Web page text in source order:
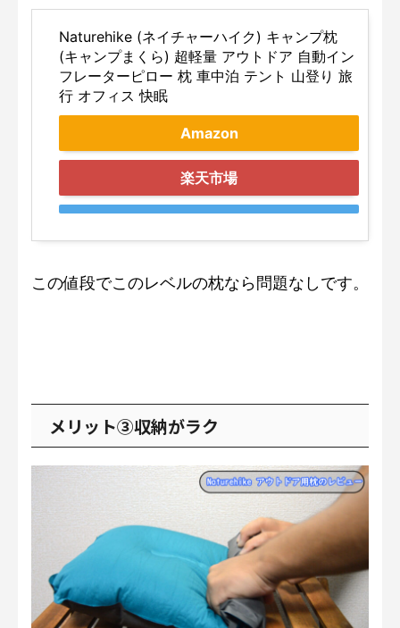
Naturehike (ネイチャーハイク) キャンプ枕
(キャンプまくら) 超軽量 アウトドア 自動イン
フレーターピロー 枕 車中泊 テント 山登り 旅
行 オフィス 快眠
Amazon
楽天市場
この値段でこのレベルの枕なら問題なしです。
メリット③収納がラク